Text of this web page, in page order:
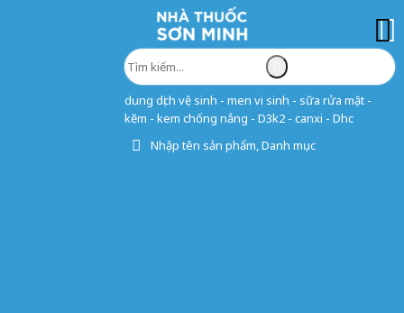
dung dịch vệ sinh - men vi sinh - sữa rửa mặt -
kẽm - kem chống nắng - D3k2 - canxi - Dhc
Nhập tên sản phẩm, Danh mục